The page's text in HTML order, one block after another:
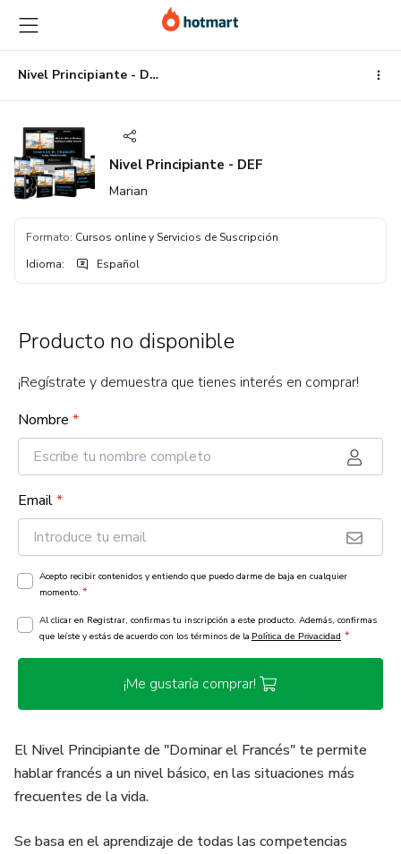
contenido
principal
la
página
de
pie
página
Nivel Principiante - DEF
Nivel Principiante - DEF
Marian
Formato: Cursos online y Servicios de Suscripción
Idioma: Español
Producto no disponible
¡Regístrate y demuestra que tienes interés en comprar!
Nombre *
Email*
Acepto recibir contenidos y entiendo que puedo darme de baja en cualquier
momento. *
Al clicar en Registrar, confirmas tu inscripción a este producto. Además, confirmas
que leíste y estás de acuerdo con los términos de la Política de Privacidad *
¡Me gustaría comprar!
El Nivel Principiante de "Dominar el Francés" te permite
hablar francés a un nivel básico, en las situaciones más
frecuentes de la vida.
Se basa en el aprendizaje de todas las competencias